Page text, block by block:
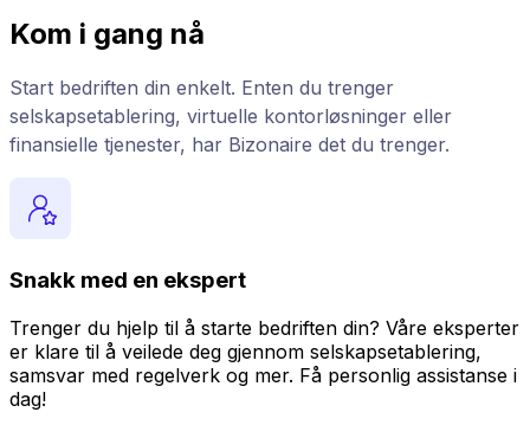
Kom i gang nå
Start bedriften din enkelt. Enten du trenger
selskapsetablering, virtuelle kontorløsninger eller
finansielle tjenester, har Bizonaire det du trenger.
Snakk med en ekspert
Trenger du hjelp til å starte bedriften din? Våre eksperter
er klare til å veilede deg gjennom selskapsetablering,
samsvar med regelverk og mer. Få personlig assistanse i
dag!